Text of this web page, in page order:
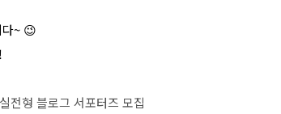
~ 😉
전형 블로그 서포터즈 모집